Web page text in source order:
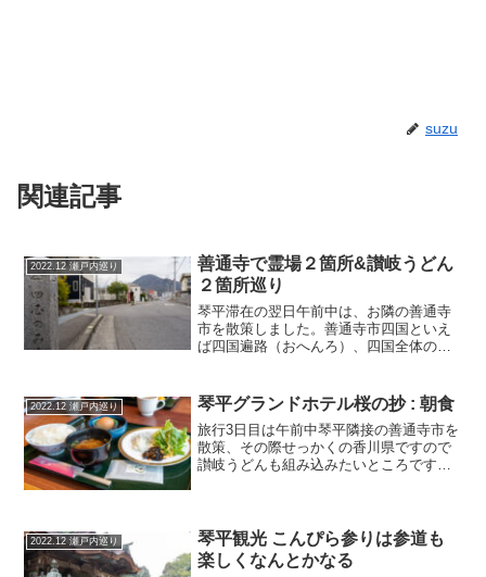
suzu
関連記事
2022.12 瀬戸内巡り
善通寺で霊場２箇所&讃岐うどん
２箇所巡り
琴平滞在の翌日午前中は、お隣の善通寺
市を散策しました。善通寺市四国といえ
ば四国遍路（おへんろ）、四国全体の八
巡り、全体で1100〜1400kmの距離がある
ということです...
2022.12 瀬戸内巡り 琴平グランドホテル桜の抄 : 朝食
旅行3日目は午前中琴平隣接の善通寺市を
散策、その際せっかくの香川県ですので
讃岐うどんも組み込みたいところです。
早めの７時に軽く食べる...
2022.12 瀬戸内巡り
琴平観光 こんぴら参りは参道も
楽しくなんとかなる